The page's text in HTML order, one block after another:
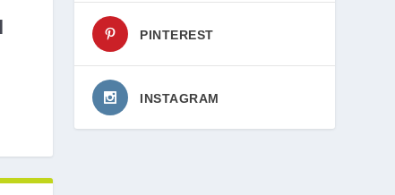
PINTEREST
INSTAGRAM